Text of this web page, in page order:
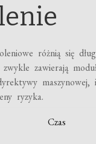
różnią się
zawierają
maszynowej,
ryzyka.
Czas